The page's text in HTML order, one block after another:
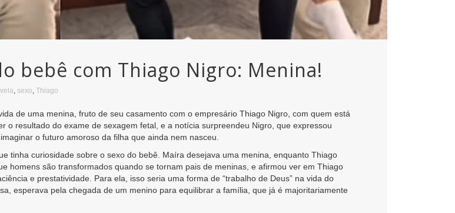
bebê com Thiago Nigro: Menina!
, sexo, Thiago
de uma menina, fruto de seu casamento com o empresário Thiago Nigro, com quem está
o resultado do exame de sexagem fetal, e a notícia surpreendeu Nigro, que expressou
o futuro amoroso da filha que ainda nem nasceu.
tinha curiosidade sobre o sexo do bebê. Maíra desejava uma menina, enquanto Thiago
homens são transformados quando se tornam pais de meninas, e afirmou ver em Thiago
e prestatividade. Para ela, isso seria uma forma de “trabalho de Deus” na vida do
esperava pela chegada de um menino para equilibrar a família, que já é majoritariamente